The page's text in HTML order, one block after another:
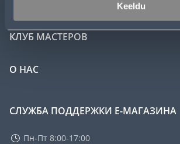
Keeldu
КЛУБ МАСТЕРОВ
О НАС
СЛУЖБА ПОДДЕРЖКИ Е-МАГАЗИНА
Пн-Пт 8:00-17:00